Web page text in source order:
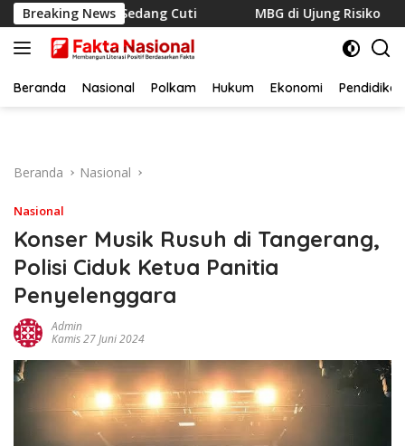
Langsung
ke
konten
Breaking News
Sedang Cuti MBG di Ujung Risiko
Beranda Nasional Polkam Hukum Ekonomi Pendidikan
Beranda Nasional
Nasional
Konser Musik Rusuh di Tangerang,
Polisi Ciduk Ketua Panitia
Penyelenggara
Admin
Kamis 27 Juni 2024